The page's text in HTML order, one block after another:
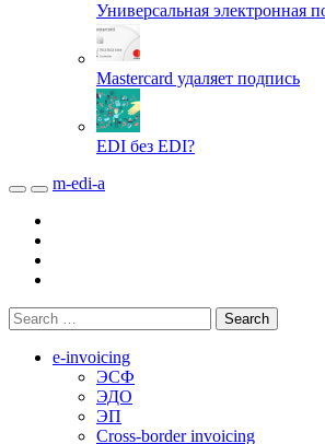
Универсальная электронная
Mastercard удаляет подпись
EDI без EDI?
m-edi-a
e-invoicing
ЭСФ
ЭДО
ЭП
Cross-border invoicing